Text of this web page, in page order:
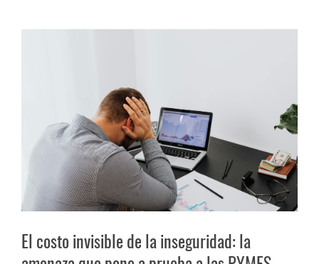
El costo invisible de la inseguridad: la